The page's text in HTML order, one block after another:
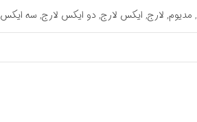
, مدیوم, لارج, ایکس لارج,دو ایکس لارج, سه ایکس